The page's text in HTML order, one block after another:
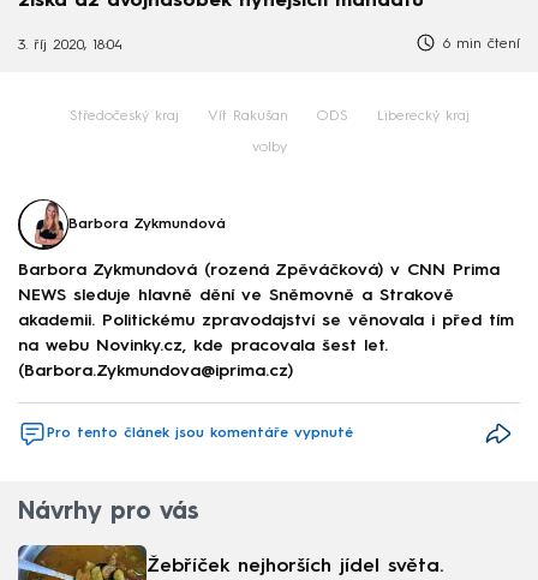
3. říj 2020, 18:04 6 min čtení
Středočeský kraj Vít Rakušan ODS Liberecký kraj
volby
Barbora Zykmundová
Barbora Zykmundová (rozená Zpěváčková) v CNN Prima
NEWS sleduje hlavně dění ve Sněmovně a Strakově
akademii. Politickému zpravodajství se věnovala i před tím
na webu Novinky.cz, kde pracovala šest let.
(Barbora.Zykmundova@iprima.cz)
Pro tento článek jsou komentáře vypnuté
Návrhy pro vás
Žebříček nejhorších jídel světa.